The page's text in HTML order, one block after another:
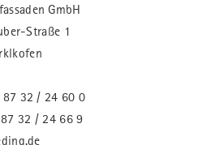
GmbH
Straße 1
87 32 / 24 60 0
32 / 24 66 9